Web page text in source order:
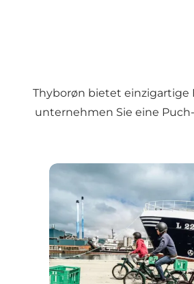
Thyborøn bietet einzigartige
unternehmen Sie eine
Auf zwei Rädern durch